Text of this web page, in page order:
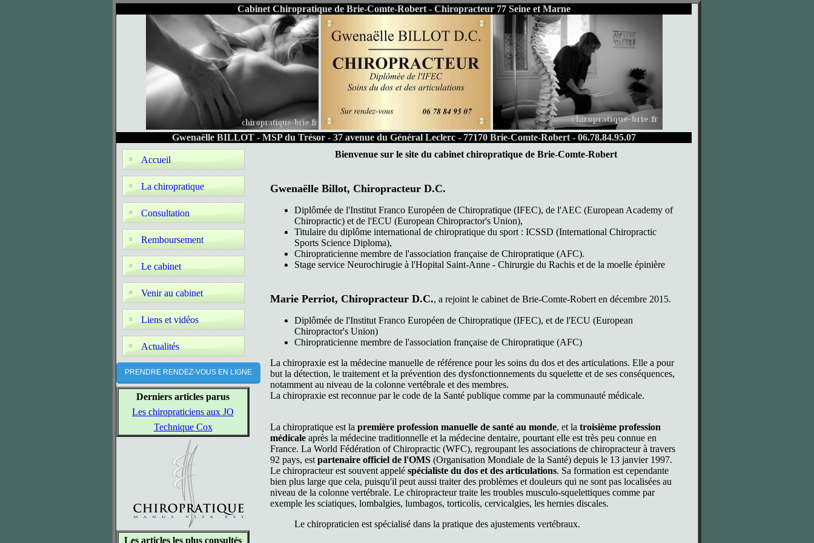
Cabinet Chiropratique de Brie-Comte-Robert - Chiropracteur 77 Seine et Marne
Gwenaëlle BILLOT - MSP du Trésor - 37 avenue du Général Leclerc - 77170 Brie-Comte-Robert - 06.78.84.95.07
Accueil
La chiropratique
Consultation
Remboursement
Le cabinet
Venir au cabinet
Liens et vidéos
Actualités
PRENDRE RENDEZ-VOUS EN LIGNE
Derniers articles parus
Les chiropraticiens aux JO
Technique Cox
Les articles les plus consultés
Bienvenue sur le site du cabinet chiropratique de Brie-Comte-Robert
Gwenaëlle Billot, Chiropracteur D.C.
Diplômée de l'Institut Franco Européen de Chiropratique (IFEC), de l'AEC (European Academy of
Chiropractic) et de l'ECU (European Chiropractor's Union),
Titulaire du diplôme international de chiropratique du sport : ICSSD (International Chiropractic
Sports Science Diploma),
Chiropraticienne membre de l'association française de Chiropratique (AFC).
Stage service Neurochirugie à l'Hopital Saint-Anne - Chirurgie du Rachis et de la moelle épinière
Marie Perriot, Chiropracteur D.C., a rejoint le cabinet de Brie-Comte-Robert en décembre 2015.
Diplômée de l'Institut Franco Européen de Chiropratique (IFEC), et de l'ECU (European
Chiropractor's Union)
Chiropraticienne membre de l'association française de Chiropratique (AFC)
La chiropraxie est la médecine manuelle de référence pour les soins du dos et des articulations. Elle a pour
but la détection, le traitement et la prévention des dysfonctionnements du squelette et de ses conséquences,
notamment au niveau de la colonne vertébrale et des membres.
La chiropraxie est reconnue par le code de la Santé publique comme par la communauté médicale.
La chiropratique est la première profession manuelle de santé au monde, et la troisième profession
médicale après la médecine traditionnelle et la médecine dentaire, pourtant elle est très peu connue en
France. La World Fédération of Chiropractic (WFC), regroupant les associations de chiropracteur à travers
92 pays, est partenaire officiel de l'OMS (Organisation Mondiale de la Santé) depuis le 13 janvier 1997.
Le chiropracteur est souvent appelé spécialiste du dos et des articulations. Sa formation est cependante
bien plus large que cela, puisqu'il peut aussi traiter des problèmes et douleurs qui ne sont pas localisées au
niveau de la colonne vertébrale. Le chiropracteur traite les troubles musculo-squelettiques comme par
exemple les sciatiques, lombalgies, lumbagos, torticolis, cervicalgies, les hernies discales.
Le chiropraticien est spécialisé dans la pratique des ajustements vertébraux.